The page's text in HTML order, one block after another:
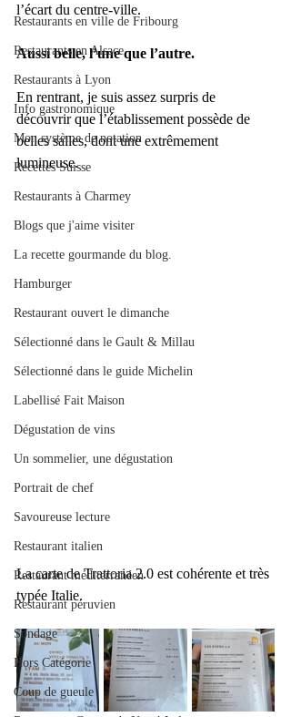
Restaurants en ville de Fribourg
Restaurants en Alsace
Restaurants à Lyon
Info gastronomique
Mon système de notation
Recettes Suisse
Restaurants à Charmey
Blogs que j'aime visiter
La recette gourmande du blog.
Hamburger
Restaurant ouvert le dimanche
Sélectionné dans le Gault & Millau
Sélectionné dans le guide Michelin
Labellisé Fait Maison
Dégustation de vins
Un sommelier, une dégustation
Portrait de chef
Savoureuse lecture
Restaurant italien
Restaurant méditerranéen
Restaurant péruvien
Sondage
Hors Catégorie
Coup de gueule
l’écart du centre-ville.
Aussi belle, l’une que l’autre.
En rentrant, je suis assez surpris de
découvrir que l’établissement possède de
belles salles, dont une extrêmement
lumineuse.
La carte de Trattoria 2.0 est cohérente et très
typée Italie.